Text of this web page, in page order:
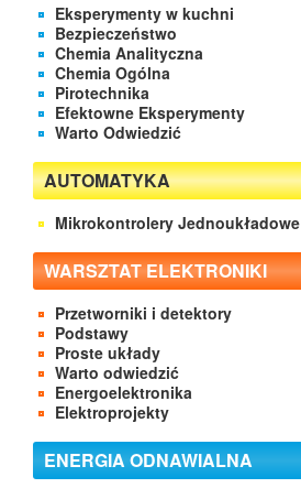
Eksperymenty w kuchni
Bezpieczeństwo
Chemia Analityczna
Chemia Ogólna
Pirotechnika
Efektowne Eksperymenty
Warto Odwiedzić
AUTOMATYKA
Mikrokontrolery Jednoukładowe
WARSZTAT ELEKTRONIKI
Przetworniki i detektory
Podstawy
Proste układy
Warto odwiedzić
Energoelektronika
Elektroprojekty
ENERGIA ODNAWIALNA